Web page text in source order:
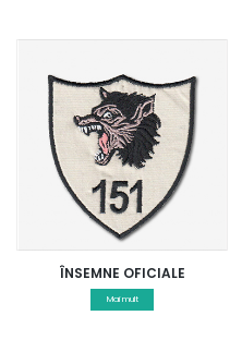
ÎNSEMNE OFICIALE
Mai mult